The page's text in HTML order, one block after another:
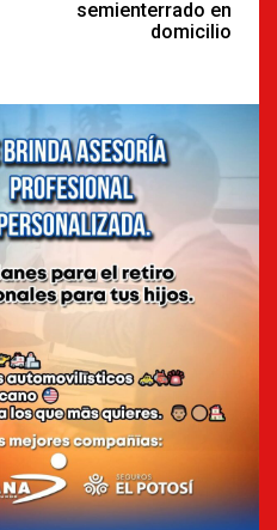
semienterrado en
domicilio